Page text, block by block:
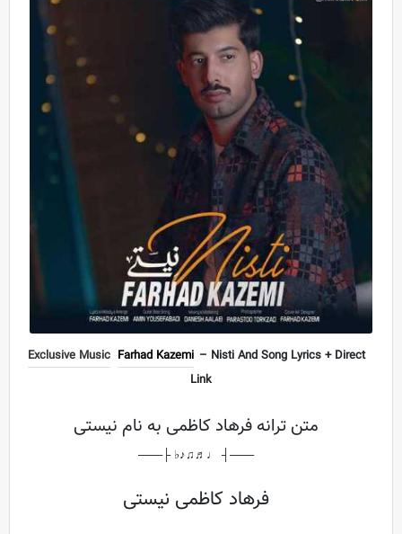
Exclusive Music Farhad Kazemi – Nisti And Song Lyrics + Direct
Link
متن ترانه فرهاد کاظمی به نام نیستی
───┤ ♩♬♫♪♭ ├───
فرهاد کاظمی نیستی